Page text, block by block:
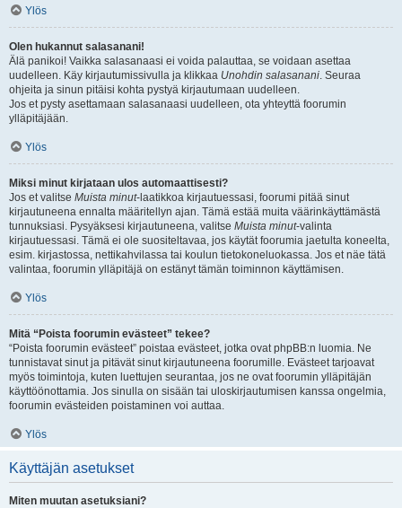
Ylös
Olen hukannut salasanani!
Älä panikoi! Vaikka salasanaasi ei voida palauttaa, se voidaan asettaa
uudelleen. Käy kirjautumissivulla ja klikkaa Unohdin salasanani. Seuraa
ohjeita ja sinun pitäisi kohta pystyä kirjautumaan uudelleen.
Jos et pysty asettamaan salasanaasi uudelleen, ota yhteyttä foorumin
ylläpitäjään.
Ylös
Miksi minut kirjataan ulos automaattisesti?
Jos et valitse Muista minut-laatikkoa kirjautuessasi, foorumi pitää sinut
kirjautuneena ennalta määritellyn ajan. Tämä estää muita väärinkäyttämästä
tunnuksiasi. Pysyäksesi kirjautuneena, valitse Muista minut-valinta
kirjautuessasi. Tämä ei ole suositeltavaa, jos käytät foorumia jaetulta koneelta,
esim. kirjastossa, nettikahvilassa tai koulun tietokoneluokassa. Jos et näe tätä
valintaa, foorumin ylläpitäjä on estänyt tämän toiminnon käyttämisen.
Ylös
Mitä “Poista foorumin evästeet” tekee?
“Poista foorumin evästeet” poistaa evästeet, jotka ovat phpBB:n luomia. Ne
tunnistavat sinut ja pitävät sinut kirjautuneena foorumille. Evästeet tarjoavat
myös toimintoja, kuten luettujen seurantaa, jos ne ovat foorumin ylläpitäjän
käyttöönottamia. Jos sinulla on sisään tai uloskirjautumisen kanssa ongelmia,
foorumin evästeiden poistaminen voi auttaa.
Ylös
Käyttäjän asetukset
Miten muutan asetuksiani?